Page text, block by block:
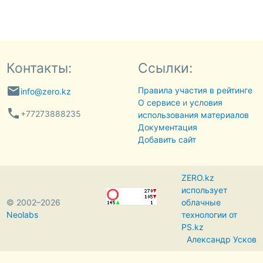
Контакты:
emailinfo@zero.kz
phone +77273888235
Ссылки:
Правила участия в рейтинге
О сервисеи условия
использования материалов
Документация
Добавить сайт
© 2002–2026
Neolabs
ZERO.kz
использует
облачные
технологии от
PS.kz
Александр Усков